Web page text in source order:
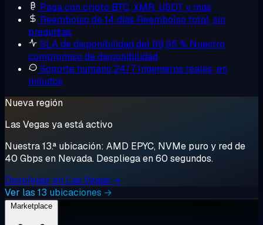
Paga con cripto BTC, XMR, USDT y más
Reembolso de 14 días Reembolso total, sin
preguntas
SLA de disponibilidad del 99,95 % Nuestro
compromiso de disponibilidad
Soporte humano 24/7 Ingenieros reales, en
minutos
Nueva región
Las Vegas ya está activo
Nuestra 13.ª ubicación: AMD EPYC, NVMe puro y red de
40 Gbps en Nevada. Despliega en 60 segundos.
Desplegar en Las Vegas →
Ver las 13 ubicaciones →